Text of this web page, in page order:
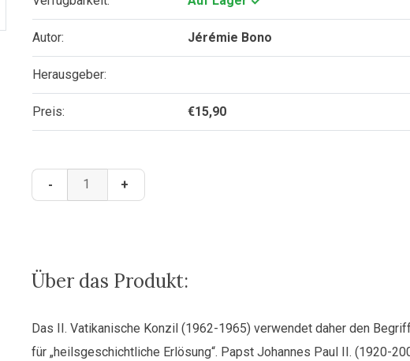
Autor: Jérémie Bono
Herausgeber:
Preis: €15,90
-
Das
Pascha-
Mysterium
den
Enzykliken
+
Über das Produkt:
Das II. Vatikanische Konzil (1962-1965) verwendet daher den
für „heilsgeschichtliche Erlösung“. Papst Johannes Paul II. (1920-